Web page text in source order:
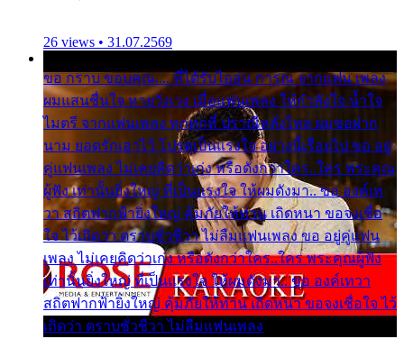
26 views • 31.07.2569
ขอ กราบ ขอบคุณ.... ที่ได้รับไออุ่น การุณ จากแฟน เพลง
ผมแสนชื่นใจ หายวังเวง เมื่อแฟนเพลง ให้กำลังใจ น้ำใจ
ไมตรี จากแฟนเพลง ทุกทุกที่ ปราณีหลั่งไหล ผมขอฝาก
นาม ยอดรักเอาไว้ โปรดเป็นแรงใจ อย่างนี้เรื่อยไป ขอ อยู่
คู่แฟนเพลง ไม่เคยคิดว่าเก่ง หรือดังกว่าใคร..ใคร พระคุณ
ผู้ฟัง เท่านั้นยิ่งใหญ่ ที่เป็นแรงใจ ให้ผมดังมา.. ขอ องค์เท
วา สถิตฟากฟ้ายิ่งใหญ่ คุ้มภัยให้ท่าน เถิดหนา ขอจงเชื่อ
ใจ ไว้เถิดว่า ตราบชั่วชีวา ไม่ลืมแฟนเพลง ขอ อยู่คู่แฟน
เพลง ไม่เคยคิดว่าเก่ง หรือดังกว่าใคร..ใคร พระคุณผู้ฟัง
เท่านั้นยิ่งใหญ่ ที่เป็นแรงใจ ให้ผมดังมา.. ขอ องค์เทวา
สถิตฟากฟ้ายิ่งใหญ่ คุ้มภัยให้ท่าน เถิดหนา ขอจงเชื่อใจ ไว้
เถิดว่า ตราบชั่วชีวา ไม่ลืมแฟนเพลง